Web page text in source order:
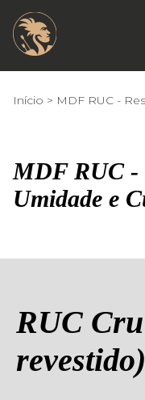
Início MDF RUC -
MDF RUC -
Umidade e
RUC
revestido)